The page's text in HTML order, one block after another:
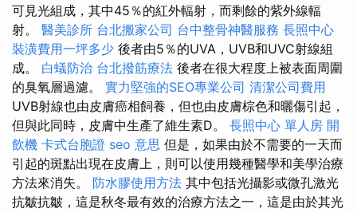
可見光組成，其中45％的紅外輻射，而剩餘的紫外線輻
射。 醫美診所 台北搬家公司 台中整骨神醫服務 長照中心
裝潢費用一坪多少 後者由5％的UVA，UVB和UVC射線組
成。 白蟻防治 台北撥筋療法 後者在很大程度上被表面周圍
的臭氧層過濾。 實力堅強的SEO專業公司 清潔公司費用
UVB射線也由皮膚癌相飼養，但也由皮膚棕色和曬傷引起，
但與此同時，皮膚中生產了維生素D。 長照中心 單人房 開
飲機 卡式台胞證 seo 意思 但是，如果由於不需要的一天而
引起的斑點出現在皮膚上，則可以使用幾種醫學和美學治療
方法來消失。 防水膠使用方法 其中包括光攝影或微孔激光
抗皺抗皺，這是秋冬最有效的治療方法之一，這是由於其光